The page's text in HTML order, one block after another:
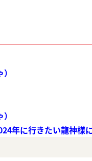
年に行きたい龍神